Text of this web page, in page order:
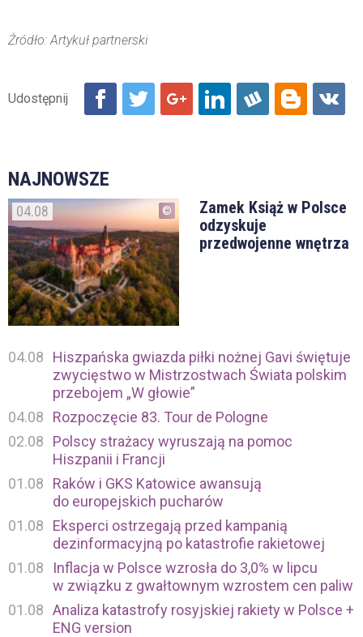
Źródło: Artykuł partnerski
NAJNOWSZE
04.08
Zamek Książ w Polsce
odzyskuje
przedwojenne wnętrza
04.08
Hiszpańska gwiazda piłki nożnej Gavi świętuje
zwycięstwo w Mistrzostwach Świata polskim
przebojem „W głowie”
04.08
Rozpoczęcie 83. Tour de Pologne
02.08
Polscy strażacy wyruszają na pomoc
Hiszpanii i Francji
01.08
Raków i GKS Katowice awansują
do europejskich pucharów
01.08
Eksperci ostrzegają przed kampanią
dezinformacyjną po katastrofie rakietowej
01.08
Inflacja w Polsce wzrosła do 3,0% w lipcu
w związku z gwałtownym wzrostem cen paliw
01.08 Analiza katastrofy rosyjskiej rakiety w Polsce +
ENG version